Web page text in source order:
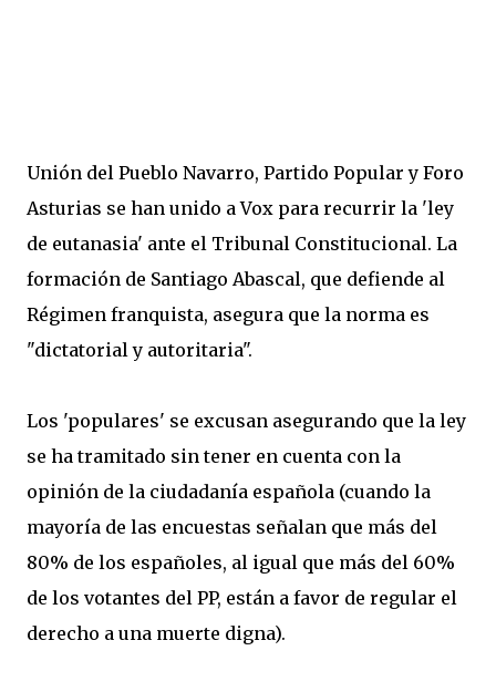
Unión del Pueblo Navarro, Partido Popular y Foro
Asturias se han unido a Vox para recurrir la 'ley
de eutanasia' ante el Tribunal Constitucional. La
formación de Santiago Abascal, que defiende al
Régimen franquista, asegura que la norma es
"dictatorial y autoritaria".
Los 'populares' se excusan asegurando que la ley
se ha tramitado sin tener en cuenta con la
opinión de la ciudadanía española (cuando la
mayoría de las encuestas señalan que más del
80% de los españoles, al igual que más del 60%
de los votantes del PP, están a favor de regular el
derecho a una muerte digna).